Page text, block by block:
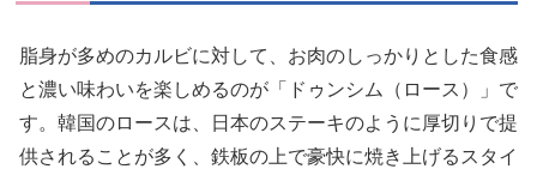
脂身が多めのカルビに対して、お肉のしっかりとした食感
と濃い味わいを楽しめるのが「ドゥンシム（ロース）」で
す。韓国のロースは、日本のステーキのように厚切りで提
供されることが多く、鉄板の上で豪快に焼き上げるスタイ